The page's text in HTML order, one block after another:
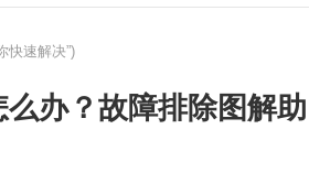
快速解决”)
办？故障排除图解助